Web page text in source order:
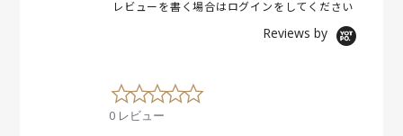
レビューを書く場合はログイン をしてください
Reviews by
0
.
0 レビュー